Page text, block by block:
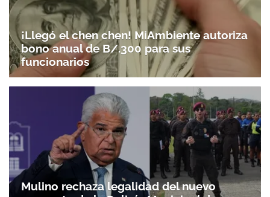
¡Llegó el chen chen! MiAmbiente autoriza
bono anual de B/.300 para sus
funcionarios
Mulino rechaza legalidad del nuevo